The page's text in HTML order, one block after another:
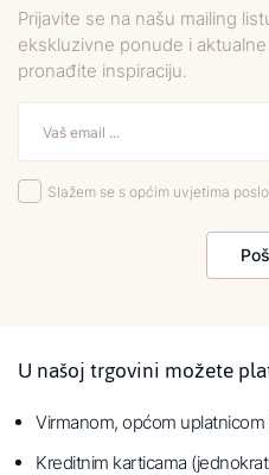
Prijavite se na našu mailing
ekskluzivne ponude i
pronađite inspiraciju.
Slažem se s općim uvjetima
U našoj trgovini možete
Virmanom, općom
Kreditnim karticama